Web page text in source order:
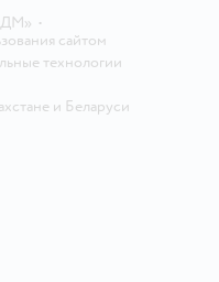
•
сайтом
технологии
и Беларуси